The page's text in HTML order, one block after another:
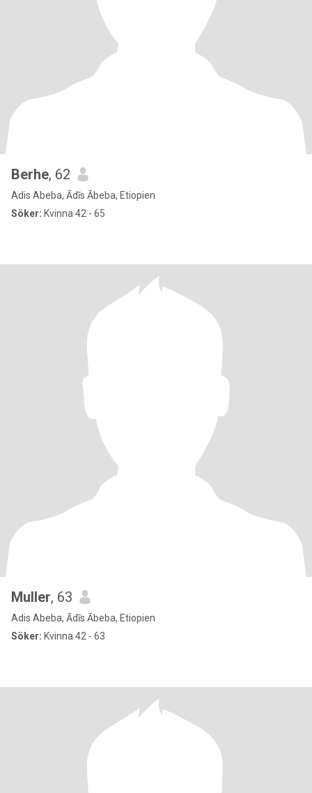
Berhe, 62
Adis Abeba, Ādīs Ābeba, Etiopien
Söker: Kvinna 42 - 65
Muller, 63
Adis Abeba, Ādīs Ābeba, Etiopien
Söker: Kvinna 42 - 63